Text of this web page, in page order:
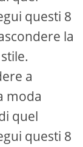
questi 8
la
a
moda
quel
questi 8